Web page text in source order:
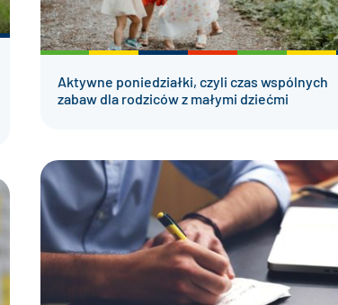
Aktywne poniedziałki, czyli czas wspólnych
zabaw dla rodziców z małymi dziećmi